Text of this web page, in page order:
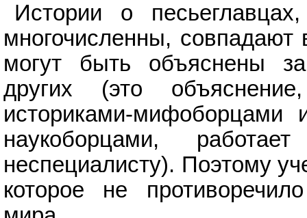
Истории о
многочисленны,
могут быть объяснены
других (это
историками-мифоборцами
наукоборцами,
неспециалисту). Поэтому
которое не